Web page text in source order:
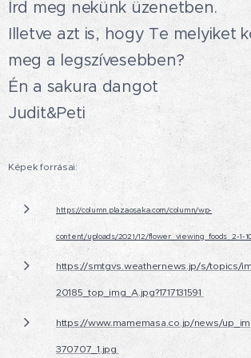
Írd meg nekünk üzenetben.🤗
Illetve azt is, hogy Te melyiket
meg a legszívesebben?
Én a sakura dangot 😋
Judit&Peti
Képek forrásai:
https://column.plazaosaka.com/column/wp-
content/uploads/2021/12/flower_viewing_foods_2-1-
https://smtgvs.weathernews.jp/s/topics/
20185_top_img_A.jpg?1717131591
https://www.mamemasa.co.jp/news/
370707_1.jpg